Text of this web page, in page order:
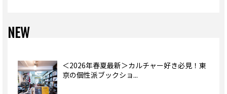
NEW
＜2026年春夏最新＞カルチャー好き必見！東
京の個性派ブックショ...